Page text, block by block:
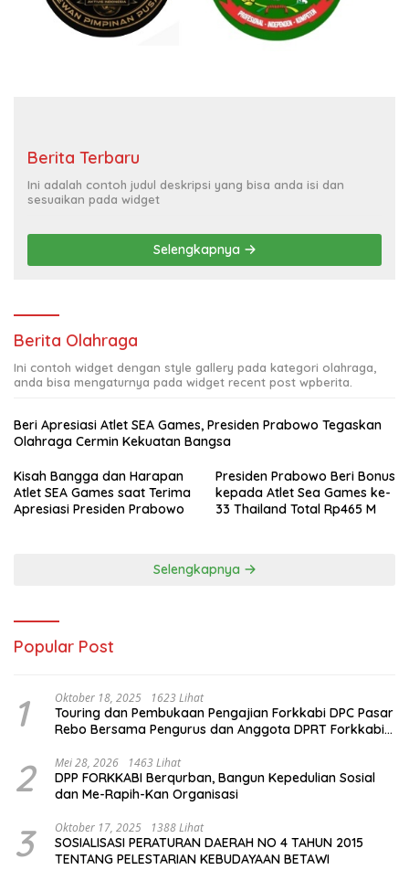
Berita Terbaru
Ini adalah contoh judul deskripsi yang bisa anda isi dan
sesuaikan pada widget
Selengkapnya
Berita Olahraga
Ini contoh widget dengan style gallery pada kategori olahraga,
anda bisa mengaturnya pada widget recent post wpberita.
Beri Apresiasi Atlet SEA Games, Presiden Prabowo Tegaskan
Olahraga Cermin Kekuatan Bangsa
Kisah Bangga dan Harapan
Atlet SEA Games saat Terima
Apresiasi Presiden Prabowo
Presiden Prabowo Beri Bonus
kepada Atlet Sea Games ke-
33 Thailand Total Rp465 M
Selengkapnya
Popular Post
1 Oktober 18, 2025 1623 Lihat
Touring dan Pembukaan Pengajian Forkkabi DPC Pasar
Rebo Bersama Pengurus dan Anggota DPRT Forkkabi
2 Mei 28, 2026 1463 Lihat
DPP FORKKABI Berqurban, Bangun Kepedulian Sosial
dan Me-Rapih-Kan Organisasi
3 Oktober 17, 2025 1388 Lihat
SOSIALISASI PERATURAN DAERAH NO 4 TAHUN 2015
TENTANG PELESTARIAN KEBUDAYAAN BETAWI